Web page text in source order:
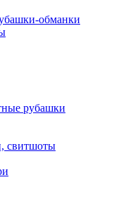
обманки
рубашки
свитшоты